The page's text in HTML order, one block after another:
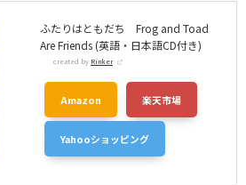
ふたりはともだち Frog and Toad
Are Friends (英語・日本語CD付き)
created by Rinker
Amazon 楽天市場
Yahooショッピング